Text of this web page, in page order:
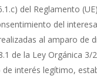
del Reglamento
del
al amparo de
de la Ley Orgánica 3/
interés legítimo,